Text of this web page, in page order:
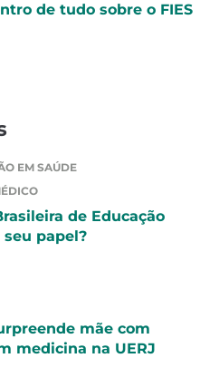
de tudo sobre o FIES
EM SAÚDE
de Educação
seu papel?
mãe com
medicina na UERJ